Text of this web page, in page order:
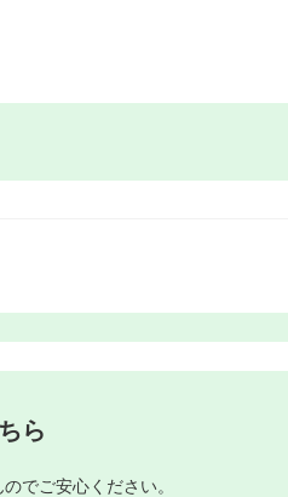
ら
でご安心ください。